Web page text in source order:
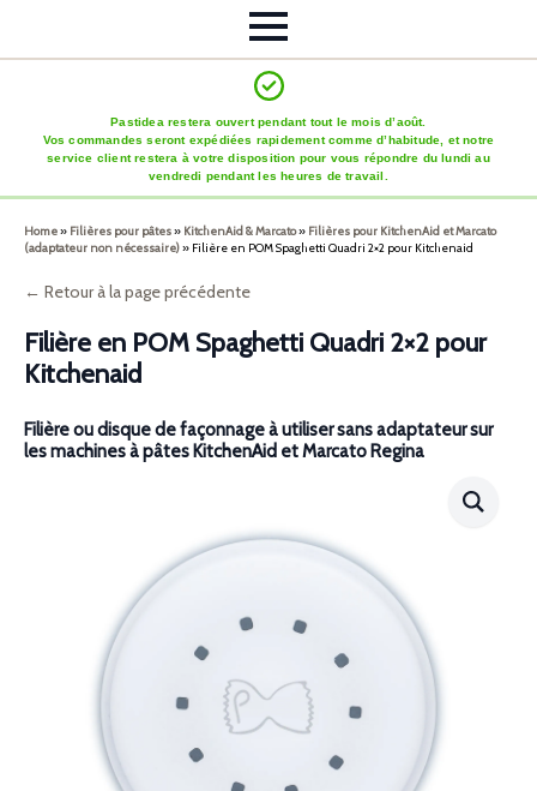
Pastidea restera ouvert pendant tout le mois d’août.
Vos commandes seront expédiées rapidement comme d’habitude, et notre
service client restera à votre disposition pour vous répondre du lundi au
vendredi pendant les heures de travail.
Home» Filières pour pâtes» KitchenAid & Marcato» Filières pour KitchenAid et Marcato
(adaptateur non nécessaire)» Filière en POM Spaghetti Quadri 2×2 pour Kitchenaid
← Retour à la page précédente
Filière en POM Spaghetti Quadri 2×2 pour
Kitchenaid
Filière ou disque de façonnage à utiliser sans adaptateur sur
les machines à pâtes KitchenAid et Marcato Regina